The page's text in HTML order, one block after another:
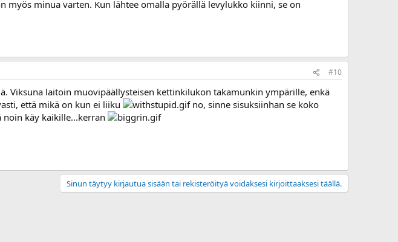
myös minua varten. Kun lähtee omalla pyörällä levylukko kiinni, se on
#10
Viksuna laitoin muovipäällysteisen kettinkilukon takamunkin ympärille, enkä
että mikä on kun ei liiku
no, sinne sisuksiinhan se koko
käy kaikille...kerran
Sinun täytyy kirjautua sisään tai rekisteröityä voidaksesi kirjoittaaksesi täällä.